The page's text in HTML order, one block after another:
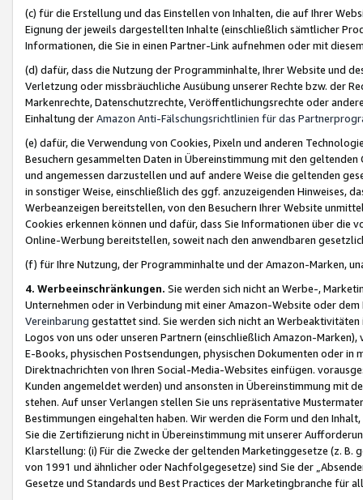
(c) für die Erstellung und das Einstellen von Inhalten, die auf Ihrer
Eignung der jeweils dargestellten Inhalte (einschließlich sämtlicher
Informationen, die Sie in einen Partner-Link aufnehmen oder mit
(d) dafür, dass die Nutzung der Programminhalte, Ihrer Website und
Verletzung oder missbräuchliche Ausübung unserer Rechte bzw. der
Markenrechte, Datenschutzrechte, Veröffentlichungsrechte oder
Einhaltung derAmazon Anti-Fälschungsrichtlinien für das
(e) dafür, die Verwendung von Cookies, Pixeln und anderen
Besuchern gesammelten Daten in Übereinstimmung mit den
und angemessen darzustellen und auf andere Weise die geltenden
in sonstiger Weise, einschließlich des ggf. anzuzeigenden Hinweises,
Werbeanzeigen bereitstellen, von den Besuchern Ihrer Website
Cookies erkennen können und dafür, dass Sie Informationen über die
Online-Werbung bereitstellen, soweit nach den anwendbaren
(f) für Ihre Nutzung, der Programminhalte und der Amazon-Marken,
4. Werbeeinschränkungen. Sie werden sich nicht an Werbe-,
Unternehmen oder in Verbindung mit einer Amazon-Website oder
Vereinbarung gestattet sind. Sie werden sich nicht an
Logos von uns oder unseren Partnern (einschließlich Amazon-
E-Books, physischen Postsendungen, physischen Dokumenten oder in
Direktnachrichten von Ihren Social-Media-Websites einfügen.
Kunden angemeldet werden) und ansonsten in Übereinstimmung mit
stehen. Auf unser Verlangen stellen Sie uns repräsentative
Bestimmungen eingehalten haben. Wir werden die Form und den
Sie die Zertifizierung nicht in Übereinstimmung mit unserer
Klarstellung: (i) Für die Zwecke der geltenden Marketinggesetze (z. B.
von 1991 und ähnlicher oder Nachfolgegesetze) sind Sie der
Gesetze und Standards und Best Practices der Marketingbranche für